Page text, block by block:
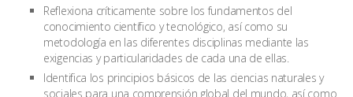
Reflexiona críticamente sobre los fundamentos del
conocimiento científico y tecnológico, así como su
metodología en las diferentes disciplinas mediante las
exigencias y particularidades de cada una de ellas.
Identifica los principios básicos de las ciencias naturales y
sociales para una comprensión global del mundo, así como